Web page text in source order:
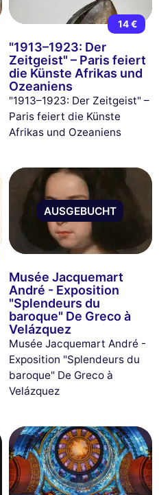
14 €
"1913–1923: Der
Zeitgeist" – Paris feiert
die Künste Afrikas und
Ozeaniens
"1913–1923: Der Zeitgeist" –
Paris feiert die Künste
Afrikas und Ozeaniens
AUSGEBUCHT
Musée Jacquemart
André - Exposition
"Splendeurs du
baroque" De Greco à
Velázquez
Musée Jacquemart André -
Exposition "Splendeurs du
baroque" De Greco à
Velázquez